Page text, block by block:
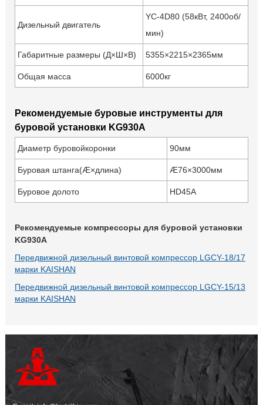
Дизельный двигатель
YC-4D80 (58кВт, 2400об/
мин)
Габаритные размеры (Д×Ш×В) 5355×2215×2365мм
Общая масса 6000кг
Рекомендуемые буровые инструменты для
буровой установки KG930A
Диаметр буровойкоронки 90мм
Буровая штанга(Æ×длина) Æ76×3000мм
Буровое долото HD45A
Рекомендуемые компрессоры для буровой установки
KG930A
Передвижной дизельный винтовой компрессор LGCY-18/17
марки KAISHAN
Передвижной дизельный винтовой компрессор LGCY-15/13
марки KAISHAN